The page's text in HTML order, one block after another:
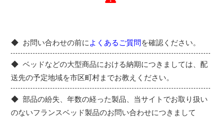
お問い合わせの前に よくあるご質問を確認ください。
ベッドなどの大型商品における納期につきましては、配
送先の予定地域を市区町村までお教えください。
部品の紛失、年数の経った製品、当サイトでお取り扱い
のないフランスベッド製品のお問い合わせにつきまして